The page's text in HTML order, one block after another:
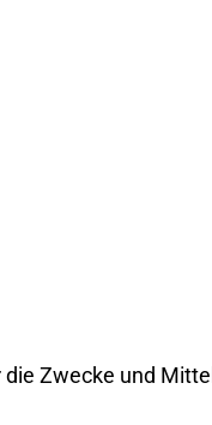
Zwecke und